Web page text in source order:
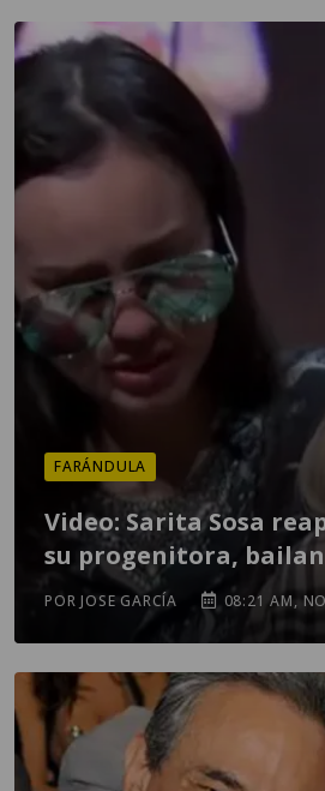
FARÁNDULA
Video: Sarita Sosa
su progenitora,
POR JOSE GARCÍA 08:21 AM,